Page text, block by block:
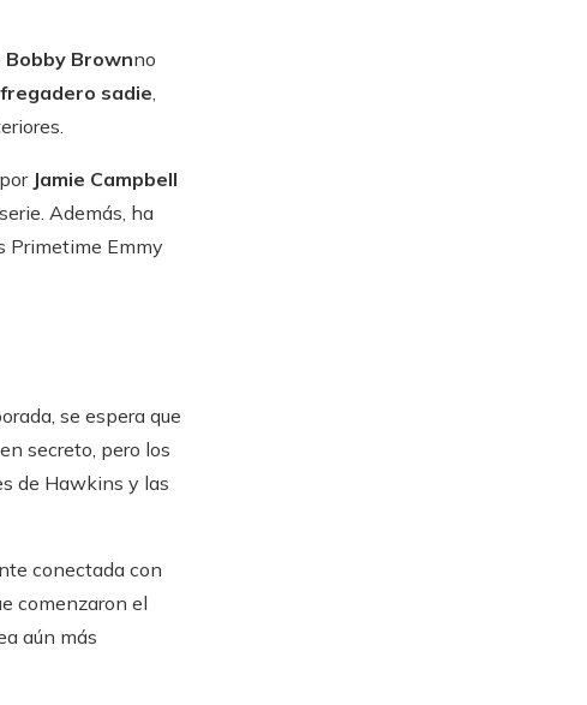
Bobby Brownno
fregadero sadie,
Jamie Campbell
Además, ha
Primetime Emmy
se espera que
secreto, pero los
de Hawkins y las
conectada con
comenzaron el
aún más